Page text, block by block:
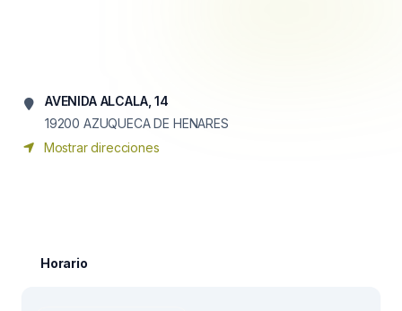
AVENIDA ALCALA, 14
19200 AZUQUECA DE HENARES
Mostrar direcciones
Horario